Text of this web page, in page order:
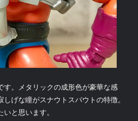
す。メタリックの成形色が豪華な感
げな瞳がスナウトスパウトの特徴。
と思います。